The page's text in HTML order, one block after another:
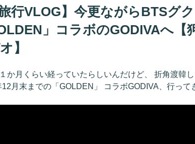
旅行VLOG】今更ながらBTSグ
」コラボのGODIVAへ【
】
か月くらい経っていたらしいんだけど、 折角渡韓
月末までの「GOLDEN」 コラボGODIVA、行って